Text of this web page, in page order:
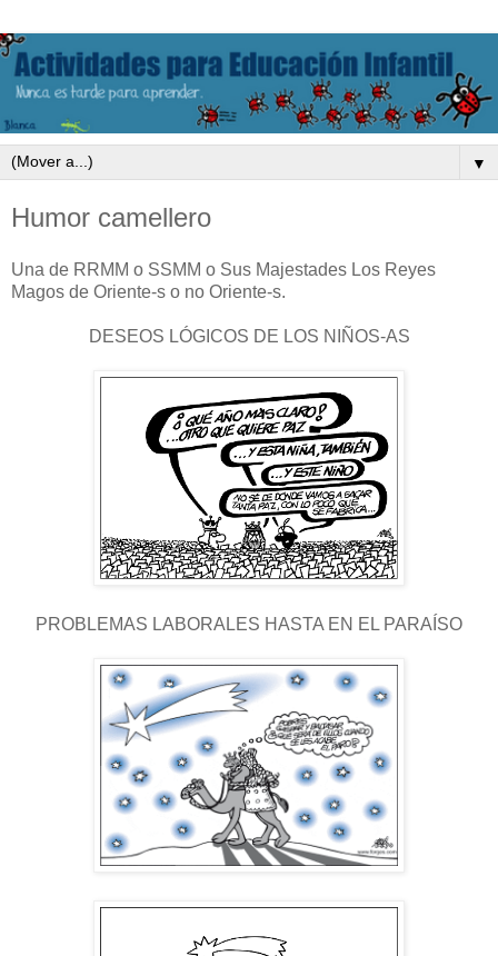
▼
Humor camellero
Una de RRMM o SSMM o Sus Majestades Los Reyes
Magos de Oriente-s o no Oriente-s.
DESEOS LÓGICOS DE LOS NIÑOS-AS
PROBLEMAS LABORALES HASTA EN EL PARAÍSO